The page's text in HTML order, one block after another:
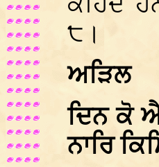
੮।
ਅੜਿਲ
ਦਿਨ ਕੋ
ਨਾਰਿ